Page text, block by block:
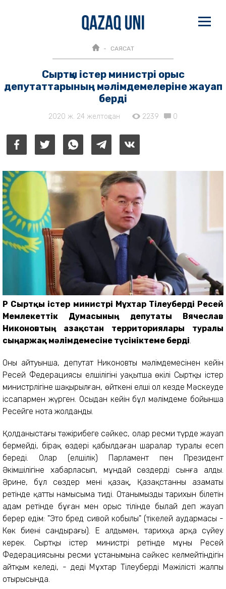
САЯСАТ
Сыртқы істер министрі орыс
депутаттарының мәлімдемелеріне жауап
берді
2020 ж. 24 желтоқсан 2239 0
ҚР Сыртқы істер министрі Мұхтар Тілеуберді Ресей
Мемлекеттік Думасының депутаты Вячеслав
Никоновтың Қазақстан территориялары туралы
сыңаржақ мәлімдемесіне түсініктеме берді.
Оның айтуынша, депутат Никоновтың мәлімдемесінен кейін
Ресей Федерациясы елшілігінің уақытша өкілі Сыртқы істер
министрлігіне шақырылған, өйткені елші ол кезде Мәскеуде
іссапармен жүрген. Осыдан кейін бұл мәлімдеме бойынша
Ресейге нота жолданды.
Қолданыстағы тәжірибеге сәйкес, олар ресми түрде жауап
бермейді, бірақ өздері қабылдаған шаралар туралы есеп
береді. Олар (елшілік) Парламент пен Президент
Әкімшілігіне хабарласып, мұндай сөздерді сынға алды.
Әрине, бұл сөздер мені қазақ, Қазақстанның азаматы
ретінде қатты намысыма тиді. Отанымыздың тарихын білетін
адам ретінде бұған мен орыс тілінде былай деп жауап
берер едім: "Это бред сивой кобылы" (тікелей аудармасы -
Көк биенің сандырағы). Ең алдымен, тарихқа арқа сүйеу
керек. Сыртқы істер министрі ретінде мұның Ресей
Федерациясының ресми ұстанымына сәйкес келмейтіндігін
айтқым келеді, - деді Мұхтар Тілеуберді Мәжілістің жалпы
отырысында.